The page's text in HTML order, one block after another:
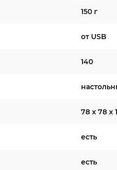
150 г
от USB
140
78 x 78 x
есть
есть